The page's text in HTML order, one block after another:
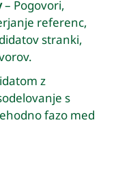
– Pogovori,
referenc,
stranki,
z
s
fazo med